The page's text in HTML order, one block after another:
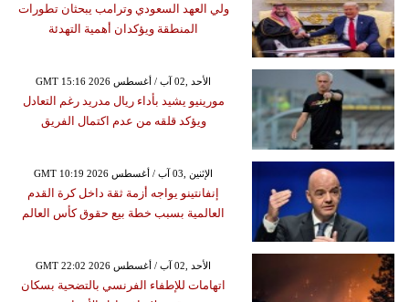
ولي العهد السعودي وترامب يبحثان تطورات
المنطقة ويؤكدان أهمية التهدئة
GMT 15:16 2026 الأحد ,02 آب / أغسطس
مورينيو يشيد بأداء ريال مدريد رغم التعادل
ويؤكد قلقه من عدم اكتمال الفريق
GMT 10:19 2026 الإثنين ,03 آب / أغسطس
إنفانتينو يواجه أزمة ثقة داخل كرة القدم
العالمية بسبب خطة بيع حقوق كأس العالم
GMT 22:02 2026 الأحد ,02 آب / أغسطس
اتهامات للإطفاء الفرنسي بالتضحية بسكان